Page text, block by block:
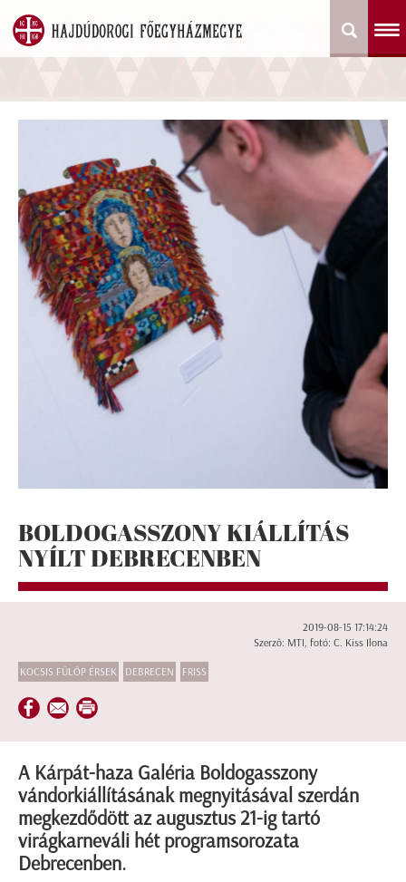
BOLDOGASSZONY KIÁLLÍTÁS
NYÍLT DEBRECENBEN
2019-08-15 17:14:24
Szerző: MTI, fotó: C. Kiss Ilona
KOCSIS FÜLÖP ÉRSEK DEBRECEN FRISS
A Kárpát-haza Galéria Boldogasszony
vándorkiállításának megnyitásával szerdán
megkezdődött az augusztus 21-ig tartó
virágkarneváli hét programsorozata
Debrecenben.